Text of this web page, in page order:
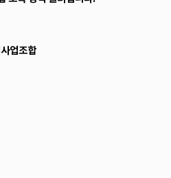
업조합